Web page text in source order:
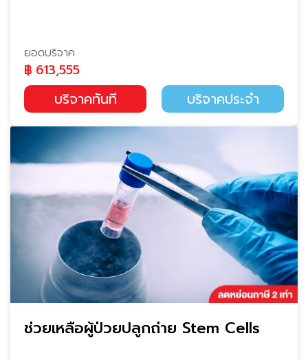
ยอดบริจาค
฿ 613,555
บริจาคทันที บริจาคประจำ
ช่วยเหลือผู้ป่วยปลูกถ่าย Stem Cells